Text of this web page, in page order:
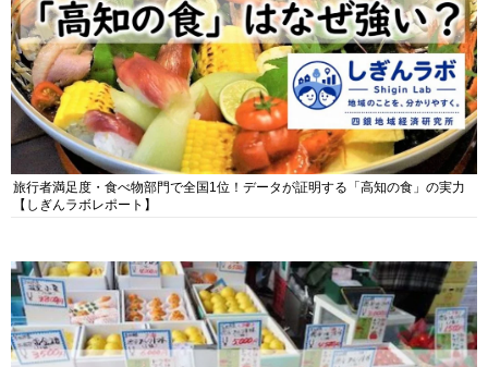
旅行者満足度・食べ物部門で全国1位！データが証明する「高知の食」の実力
【しぎんラボレポート】